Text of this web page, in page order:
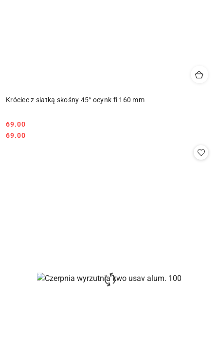
Króciec z siatką skośny 45° ocynk fi 160 mm
Cena:
69.00
Cena:
69.00